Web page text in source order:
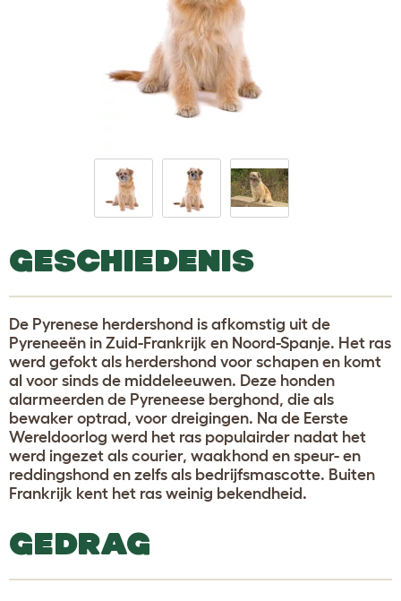
GESCHIEDENIS
De Pyrenese herdershond is afkomstig uit de
Pyreneeën in Zuid-Frankrijk en Noord-Spanje. Het ras
werd gefokt als herdershond voor schapen en komt
al voor sinds de middeleeuwen. Deze honden
alarmeerden de Pyreneese berghond, die als
bewaker optrad, voor dreigingen. Na de Eerste
Wereldoorlog werd het ras populairder nadat het
werd ingezet als courier, waakhond en speur- en
reddingshond en zelfs als bedrijfsmascotte. Buiten
Frankrijk kent het ras weinig bekendheid.
GEDRAG